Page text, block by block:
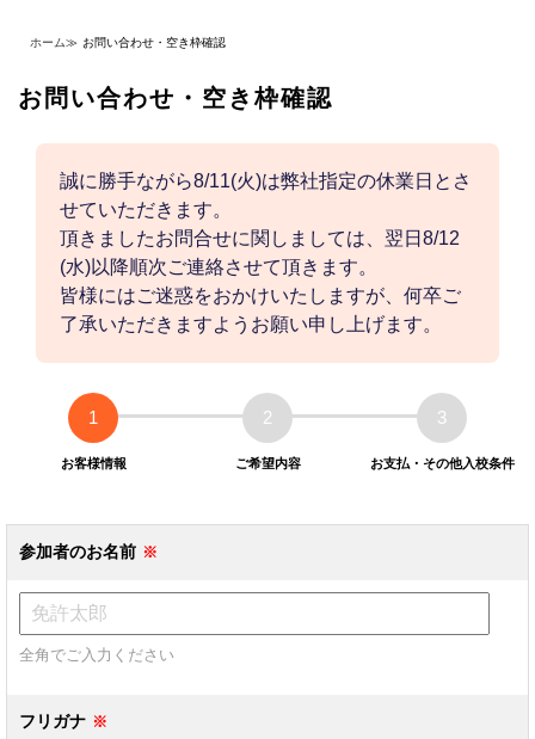
ホーム≫ お問い合わせ・空き枠確認
お問い合わせ・空き枠確認
誠に勝手ながら8/11(火)は弊社指定の休業日とさ
せていただきます。
頂きましたお問合せに関しましては、翌日8/12
(水)以降順次ご連絡させて頂きます。
皆様にはご迷惑をおかけいたしますが、何卒ご
了承いただきますようお願い申し上げます。
1
お客様情報
2
ご希望内容
3
お支払・その他入校条件
参加者のお名前
全角でご入力ください
フリガナ